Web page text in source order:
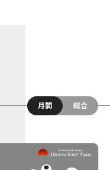
月間
総合